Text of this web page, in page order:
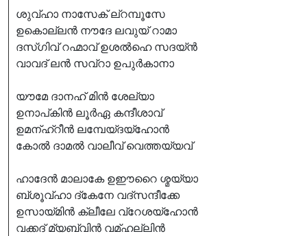
ശുവ്ഹാ നാസേക് ല്റമ്പൂസേ
ഉകൊല്ലൻ നൗദേ ലവുയ് റാമാ
ദസ്ഗിവ് റഹ്മാവ് ഉശൽഹെ സദയ്ൻ
വാവദ് ലൻ സവ്റാ ഉപുർകാനാ
യൗമേ ദാനഹ് മിൻ ശേല്യാ
ഉനാപ്കിൻ ലൂർഏ കന്ദീശാവ്
ഉമന്ഹ്റീൻ ലമ്പേയ്ദയ്ഹോൻ
കോൽ ദാമൽ വാലീവ് വെത്തയ്യവ്
ഹാദേൻ മാലാകേ ഉഈറൈ ശ്മയ്യാ
ബ്ശൂവ്ഹാ ദ്കേനേ വദ്സന്ദീക്കേ
ഉസായ്മിൻ ക്ലീലേ വ്റേശയ്ഹോൻ
വക്കദ് മ്യബ്വിൻ വമ്ഹല്ലിൻ